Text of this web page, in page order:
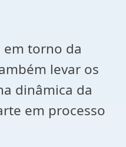
torno da
levar os
dinâmica da
em processo